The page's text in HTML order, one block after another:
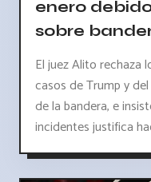
enero
sobre
El juez Alito rechaza
casos de Trump y
de la bandera, e
incidentes justifica